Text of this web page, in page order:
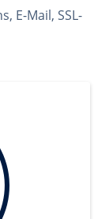
E-Mail, SSL-